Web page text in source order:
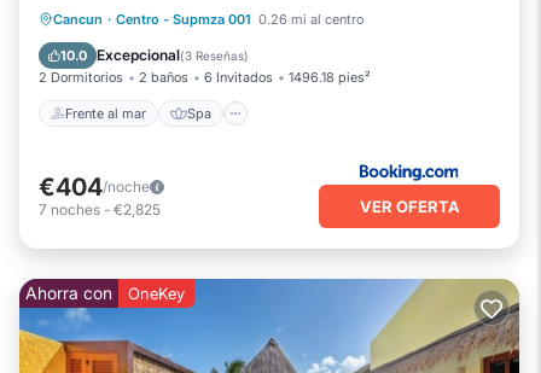
Cancun · Centro - Supmza 001 0.26 mi al centro
10.0 Excepcional(3 Reseñas)
2 Dormitorios 2 baños 6 Invitados 1496.18 pies²
Frente al mar Spa
Frente al mar Spa
Vista al mar
Vistas
€404/noche
7 noches - €2,825 VER OFERTA
Ahorra con OneKey